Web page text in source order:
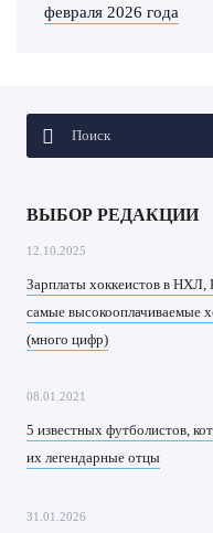
февраля 2026 года
ВЫБОР РЕДАКЦИИ
12.10.2025
Зарплаты хоккеистов в
самые высокооплачиваемые
(много цифр)
08.01.2021
5 известных футболистов,
их легендарные отцы
31.01.2026